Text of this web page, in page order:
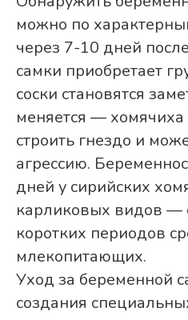
можно по
через 7-10 дней
самки приобретает
соски становятся
меняется — хомячиха
строить гнездо и
агрессию.
дней у сирийских
карликовых видов —
коротких периодов
млекопитающих.
Уход за беременной
создания